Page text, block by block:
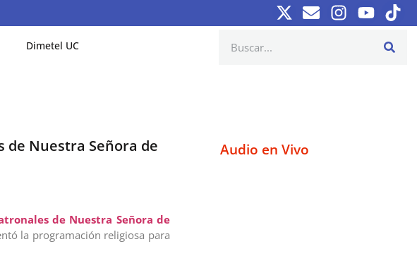
Dimetel UC
de Nuestra Señora de
de Nuestra Señora de
la programación religiosa para
Audio en Vivo